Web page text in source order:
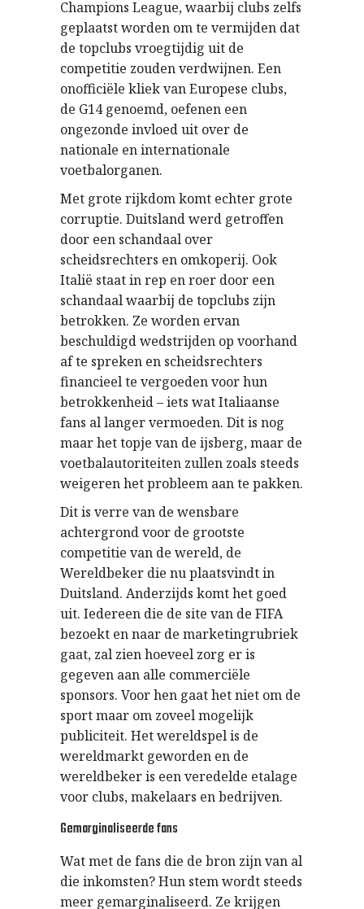
Champions League, waarbij clubs zelfs
geplaatst worden om te vermijden dat
de topclubs vroegtijdig uit de
competitie zouden verdwijnen. Een
onofficiële kliek van Europese clubs,
de G14 genoemd, oefenen een
ongezonde invloed uit over de
nationale en internationale
voetbalorganen.
Met grote rijkdom komt echter grote
corruptie. Duitsland werd getroffen
door een schandaal over
scheidsrechters en omkoperij. Ook
Italië staat in rep en roer door een
schandaal waarbij de topclubs zijn
betrokken. Ze worden ervan
beschuldigd wedstrijden op voorhand
af te spreken en scheidsrechters
financieel te vergoeden voor hun
betrokkenheid – iets wat Italiaanse
fans al langer vermoeden. Dit is nog
maar het topje van de ijsberg, maar de
voetbalautoriteiten zullen zoals steeds
weigeren het probleem aan te pakken.
Dit is verre van de wensbare
achtergrond voor de grootste
competitie van de wereld, de
Wereldbeker die nu plaatsvindt in
Duitsland. Anderzijds komt het goed
uit. Iedereen die de site van de FIFA
bezoekt en naar de marketingrubriek
gaat, zal zien hoeveel zorg er is
gegeven aan alle commerciële
sponsors. Voor hen gaat het niet om de
sport maar om zoveel mogelijk
publiciteit. Het wereldspel is de
wereldmarkt geworden en de
wereldbeker is een veredelde etalage
voor clubs, makelaars en bedrijven.
Gemarginaliseerde fans
Wat met de fans die de bron zijn van al
die inkomsten? Hun stem wordt steeds
meer gemarginaliseerd. Ze krijgen